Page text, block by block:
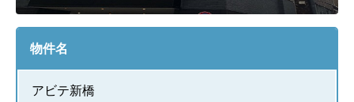
物件名
アビテ新橋